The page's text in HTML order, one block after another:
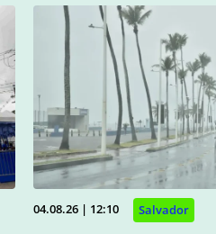
04.08.26 | 12:10 Salvador